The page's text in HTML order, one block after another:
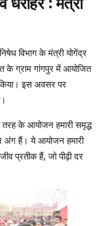
विभाग के मंत्री योगेंद्र
के ग्राम गांगपुर में आयोजित
इस अवसर पर
तरह के आयोजन हमारी समृद्ध
अंग हैं। ये आयोजन हमारी
प्रतीक हैं, जो पीढ़ी दर